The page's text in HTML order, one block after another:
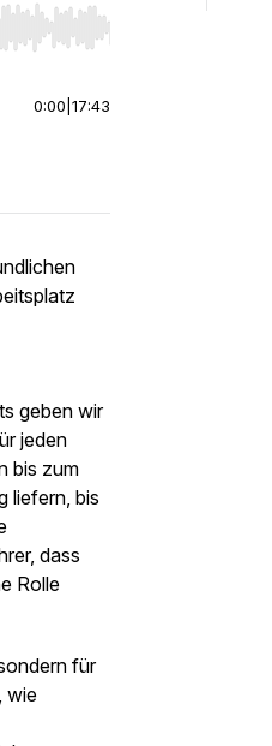
or end. Hold shift to jump
0:00 17:43
geben wir
jeden
bis zum
liefern, bis
dass
Rolle
für
wie